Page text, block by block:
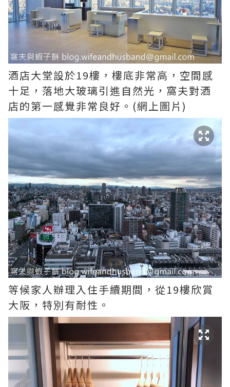
酒店大堂設於19樓，樓底非常高，空間感
十足，落地大玻璃引進自然光，窩夫對酒
店的第一感覺非常良好。(網上圖片)
等候家人辦理入住手續期間，從19樓欣賞
大阪，特別有耐性。